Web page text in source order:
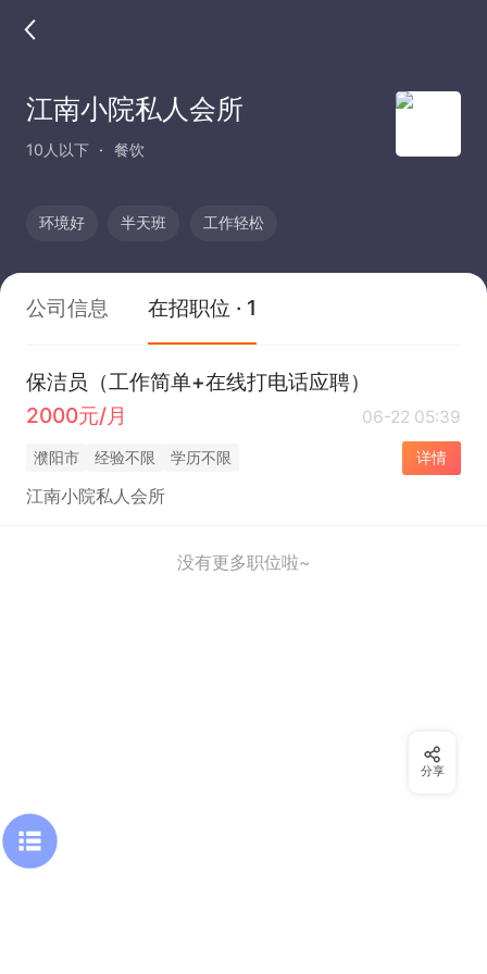
江南小院私人会所
10人以下 餐饮
环境好 半天班 工作轻松
公司信息 在招职位 · 1
保洁员（工作简单+在线打电话应聘）
2000元/月
06-22 05:39
濮阳市 经验不限 学历不限 详情
江南小院私人会所
没有更多职位啦~
分享